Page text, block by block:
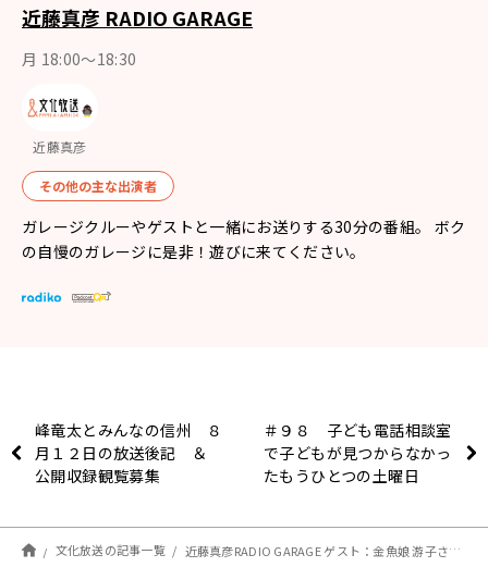
近藤真彦 RADIO GARAGE
月 18:00～18:30
近藤真彦
その他の主な出演者
ガレージクルーやゲストと一緒にお送りする30分の番組。 ボク
の自慢のガレージに是非！遊びに来てください。
峰竜太とみんなの信州 ８
月１２日の放送後記 ＆
公開収録観覧募集
＃９８ 子ども電話相談室
で子どもが見つからなかっ
たもうひとつの土曜日
文化放送の記事一覧 近藤真彦RADIO GARAGE ゲスト：金魚娘 游子さん②